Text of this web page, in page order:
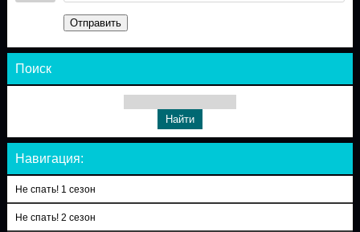
Отправить
Поиск
Навигация:
Не спать! 1 сезон
Не спать! 2 сезон